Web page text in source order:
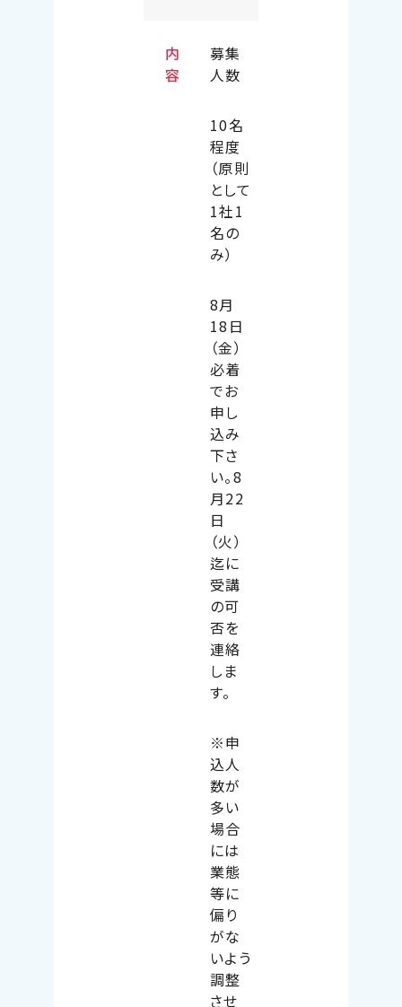
内
容
募集
人数
10名
程度
（原則
として
1社1
名の
み）
8月
18日
（金）
必着
でお
申し
込み
下さ
い。8
月22
日
（火）
迄に
受講
の可
否を
連絡
しま
す。
※申
込人
数が
多い
場合
には
業態
等に
偏り
がな
いよう
調整
させ